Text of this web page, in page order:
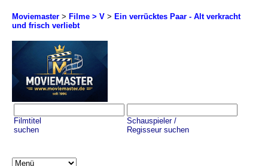
Moviemaster > Filme > V > Ein verrücktes Paar - Alt verkracht
und frisch verliebt
Filmtitel
suchen
Schauspieler /
Regisseur suchen